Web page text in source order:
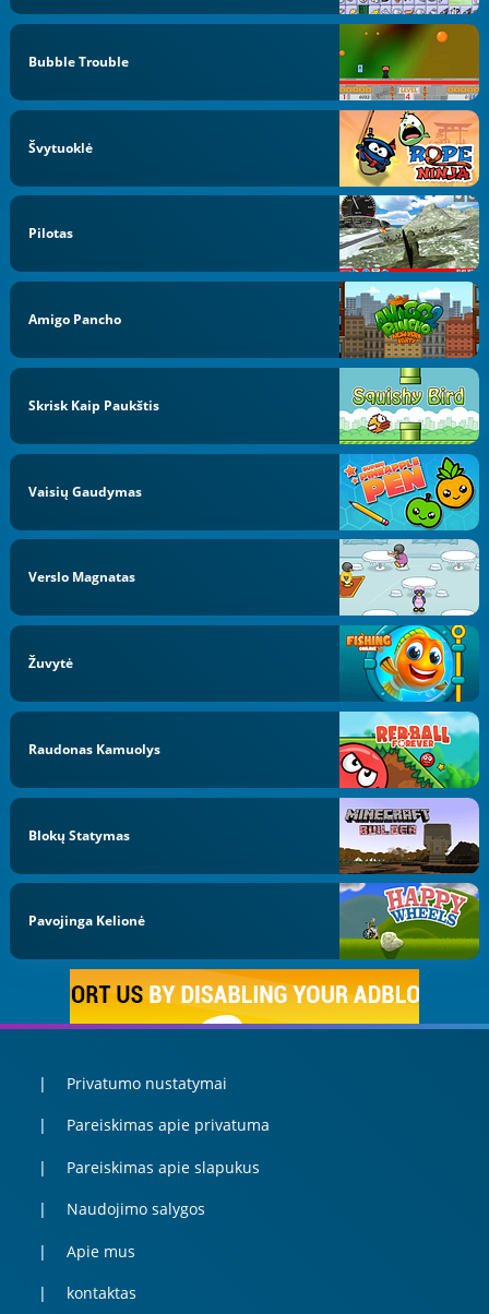
Bubble Trouble
Švytuoklė
Pilotas
Amigo Pancho
Skrisk Kaip Paukštis
Vaisių Gaudymas
Verslo Magnatas
Žuvytė
Raudonas Kamuolys
Blokų Statymas
Pavojinga Kelionė
Privatumo nustatymai
Pareiskimas apie privatuma
Pareiskimas apie slapukus
Naudojimo salygos
Apie mus
kontaktas